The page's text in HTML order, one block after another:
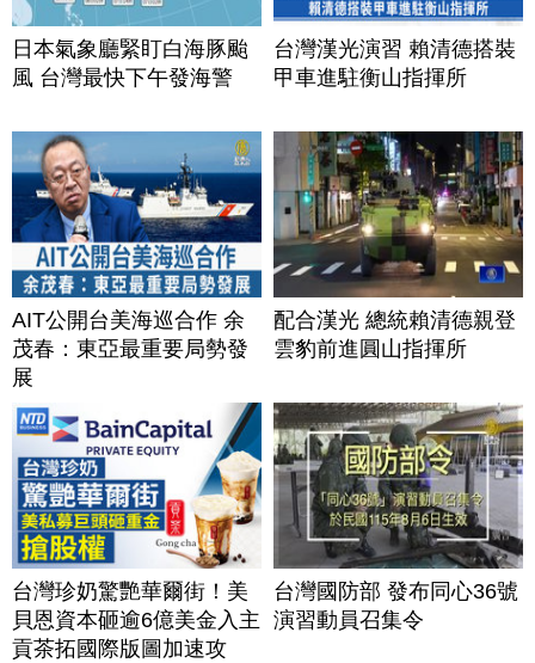
日本氣象廳緊盯白海豚颱
風 台灣最快下午發海警
台灣漢光演習 賴清德搭裝
甲車進駐衡山指揮所
AIT公開台美海巡合作 余
茂春：東亞最重要局勢發
展
配合漢光 總統賴清德親登
雲豹前進圓山指揮所
台灣珍奶驚艷華爾街！美
貝恩資本砸逾6億美金入主
貢茶拓國際版圖加速攻
台灣國防部 發布同心36號
演習動員召集令